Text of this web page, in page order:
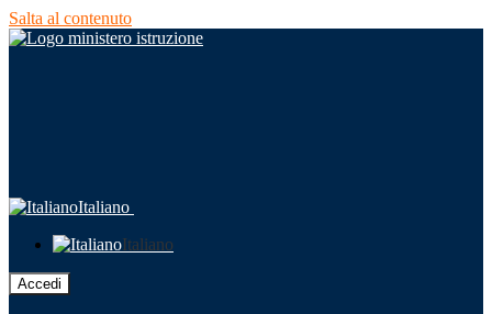
Salta al contenuto
Italiano
Italiano
Accedi